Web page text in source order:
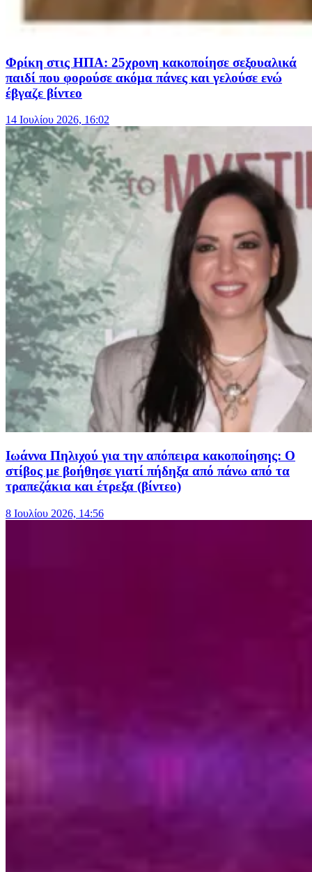
Φρίκη στις ΗΠΑ: 25χρονη κακοποίησε σεξουαλικά
παιδί που φορούσε ακόμα πάνες και γελούσε ενώ
έβγαζε βίντεο
14 Ιουλίου 2026, 16:02
Ιωάννα Πηλιχού για την απόπειρα κακοποίησης: Ο
στίβος με βοήθησε γιατί πήδηξα από πάνω από τα
τραπεζάκια και έτρεξα (βίντεο)
8 Ιουλίου 2026, 14:56